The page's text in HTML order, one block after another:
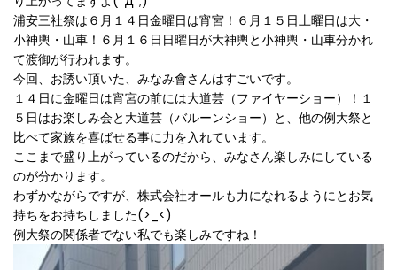
浦安三社祭は６月１４日金曜日は宵宮！６月１５日土曜日は大・
小神輿・山車！６月１６日日曜日が大神輿と小神輿・山車分かれ
て渡御が行われます。
今回、お誘い頂いた、みなみ會さんはすごいです。
１４日に金曜日は宵宮の前には大道芸（ファイヤーショー）！１
５日はお楽しみ会と大道芸（バルーンショー）と、他の例大祭と
比べて家族を喜ばせる事に力を入れています。
ここまで盛り上がっているのだから、みなさん楽しみにしている
のが分かります。
わずかながらですが、株式会社オールも力になれるようにとお気
持ちをお持ちしました(>_<)
例大祭の関係者でない私でも楽しみですね！